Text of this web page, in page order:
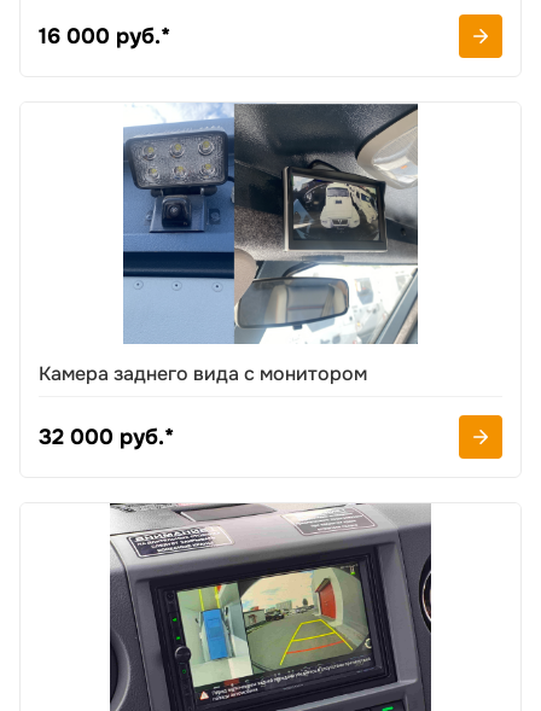
16 000 руб.*
Камера заднего вида с монитором
32 000 руб.*